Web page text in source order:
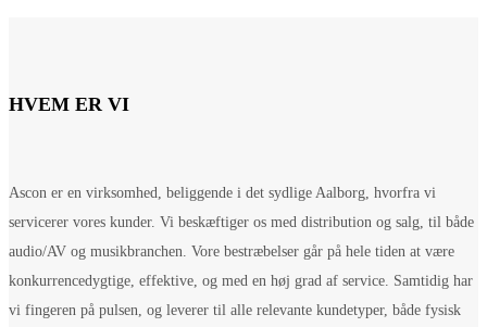
HVEM ER VI
Ascon er en virksomhed, beliggende i det sydlige Aalborg, hvorfra vi
servicerer vores kunder. Vi beskæftiger os med distribution og salg, til både
audio/AV og musikbranchen. Vore bestræbelser går på hele tiden at være
konkurrencedygtige, effektive, og med en høj grad af service. Samtidig har
vi fingeren på pulsen, og leverer til alle relevante kundetyper, både fysisk